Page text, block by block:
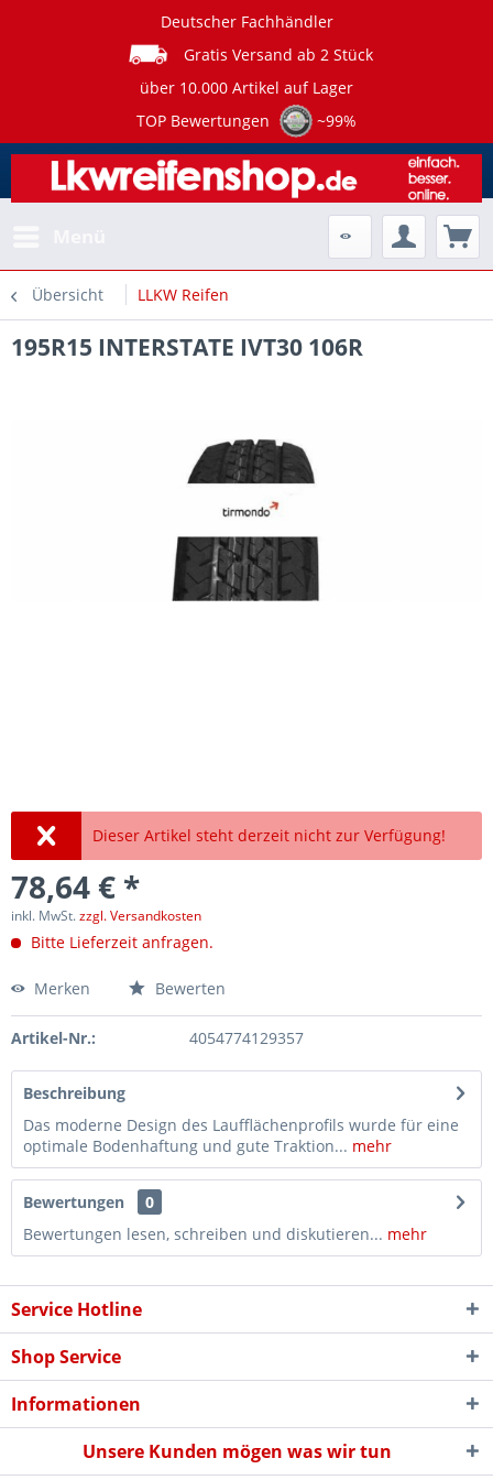
Deutscher Fachhändler
Gratis Versand ab 2 Stück
über 10.000 Artikel auf Lager
TOP Bewertungen
~99%
Übersicht LLKW Reifen
195R15 INTERSTATE IVT30 106R
Dieser Artikel steht derzeit nicht zur Verfügung!
78,64 € *
inkl. MwSt.zzgl. Versandkosten
Bitte Lieferzeit anfragen.
Merken Bewerten
Artikel-Nr.: 4054774129357
Beschreibung
Das moderne Design des Laufflächenprofils wurde für eine
optimale Bodenhaftung und gute Traktion... mehr
Bewertungen
0
Bewertungen lesen, schreiben und diskutieren... mehr
Service Hotline
Shop Service
Informationen
Unsere Kunden mögen was wir tun